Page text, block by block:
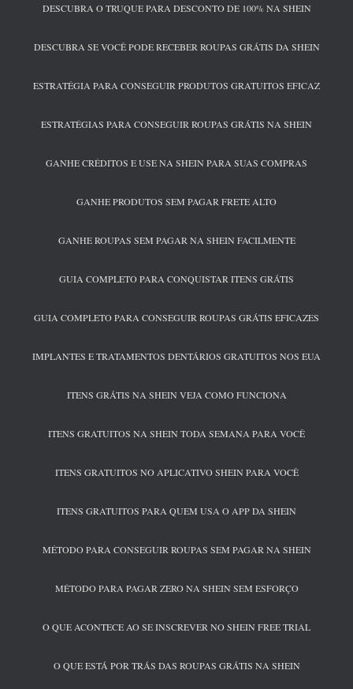
DESCUBRA O TRUQUE PARA DESCONTO DE 100% NA SHEIN
DESCUBRA SE VOCÊ PODE RECEBER ROUPAS GRÁTIS DA SHEIN
ESTRATÉGIA PARA CONSEGUIR PRODUTOS GRATUITOS EFICAZ
ESTRATÉGIAS PARA CONSEGUIR ROUPAS GRÁTIS NA SHEIN
GANHE CRÉDITOS E USE NA SHEIN PARA SUAS COMPRAS
GANHE PRODUTOS SEM PAGAR FRETE ALTO
GANHE ROUPAS SEM PAGAR NA SHEIN FACILMENTE
GUIA COMPLETO PARA CONQUISTAR ITENS GRÁTIS
GUIA COMPLETO PARA CONSEGUIR ROUPAS GRÁTIS EFICAZES
IMPLANTES E TRATAMENTOS DENTÁRIOS GRATUITOS NOS EUA
ITENS GRÁTIS NA SHEIN VEJA COMO FUNCIONA
ITENS GRATUITOS NA SHEIN TODA SEMANA PARA VOCÊ
ITENS GRATUITOS NO APLICATIVO SHEIN PARA VOCÊ
ITENS GRATUITOS PARA QUEM USA O APP DA SHEIN
MÉTODO PARA CONSEGUIR ROUPAS SEM PAGAR NA SHEIN
MÉTODO PARA PAGAR ZERO NA SHEIN SEM ESFORÇO
O QUE ACONTECE AO SE INSCREVER NO SHEIN FREE TRIAL
O QUE ESTÁ POR TRÁS DAS ROUPAS GRÁTIS NA SHEIN